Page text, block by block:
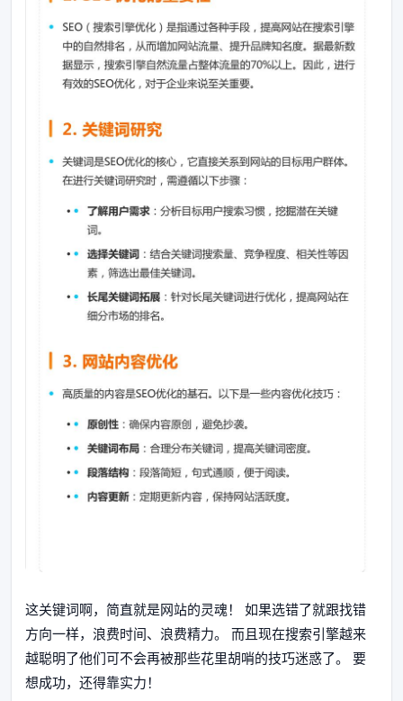
这关键词啊，简直就是网站的灵魂！ 如果选错了就跟找错
方向一样，浪费时间、浪费精力。 而且现在搜索引擎越来
越聪明了他们可不会再被那些花里胡哨的技巧迷惑了。 要
想成功，还得靠实力！